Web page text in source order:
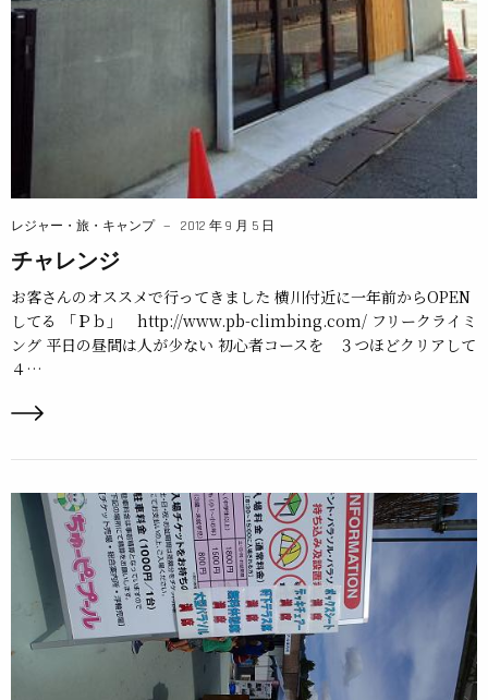
レジャー・旅・キャンプ 2012 年 9 月 5 日
チャレンジ
お客さんのオススメで行ってきました 横川付近に一年前からOPEN
してる 「Ｐｂ」 http://www.pb-climbing.com/ フリークライミ
ング 平日の昼間は人が少ない 初心者コースを ３つほどクリアして
４…